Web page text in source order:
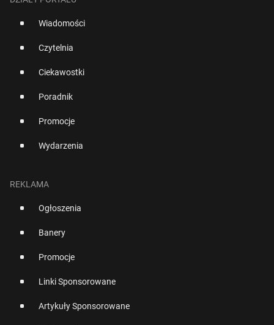
Wiadomości
Czytelnia
Ciekawostki
Poradnik
Promocje
Wydarzenia
REKLAMA
Ogłoszenia
Banery
Promocje
Linki Sponsorowane
Artykuły Sponsorowane